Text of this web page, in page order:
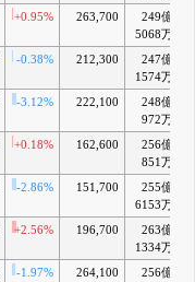
+0.95% 263,700
249億
5068万
-0.38% 212,300
247億
1574万
-3.12% 222,100
248億
972万
+0.18% 162,600
256億
851万
-2.86% 151,700
255億
6153万
+2.56% 196,700
263億
1334万
-1.97% 264,100
256億